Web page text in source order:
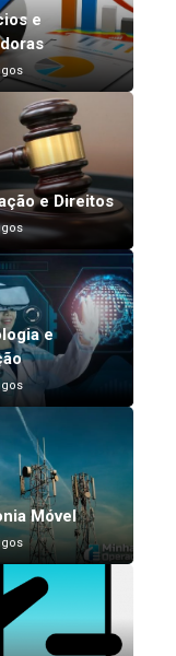
e
e Direitos
e
Móvel